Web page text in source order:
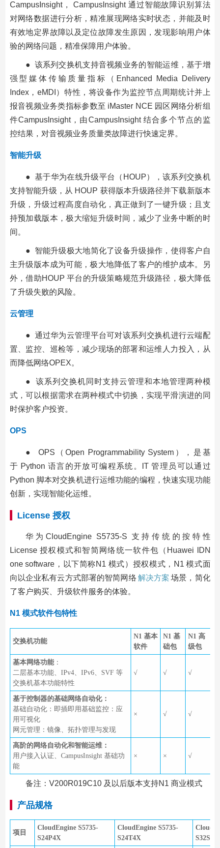
CampusInsight， CampusInsight 通过智能故障识别算法
对网络数据进行分析，精准展现网络实时状态，并能及时
有效地定界故障以及定位故障发生原因，发现影响用户体
验的网络问题，精准保障用户体验。
● 该系列交换机支持音视频业务的智能运维，基于增
强型媒体传输质量指标（Enhanced Media Delivery
Index，eMDI）特性，将设备作为监控节点周期统计并上
报音视频业务类指标参数至 iMaster NCE 园区网络分析组
件CampusInsight，由CampusInsight 结合多个节点的监
控结果，对音视频业务质量类故障进行快速定界。
智能升级
● 基于华为在线升级平台（HOUP），该系列交换机
支持智能升级，从 HOUP 获得版本升级路径并下载新版本
升级，升级过程高度自动化，真正做到了一键升级；且支
持预加载版本，极大缩短升级时间，减少了业务中断的时
间。
● 智能升级极大地简化了设备升级操作，使得客户自
主升级版本成为可能，极大地降低了客户的维护成本。另
外，借助HOUP 平台的升级策略规范升级路径，极大降低
了升级失败的风险。
云管理
● 通过华为云管理平台可对该系列交换机进行云端配
置、监控、巡检等，减少现场的部署和运维人力投入，从
而降低网络OPEX。
● 该系列交换机同时支持云管理和本地管理两种模
式，可以根据需求在两种模式中切换，实现平滑演进的同
时保护客户投资。
OPS
● OPS（Open Programmability System），是基
于 Python 语言的开放可编程系统。IT 管理员可以通过
Python 脚本对交换机进行运维功能的编程，快速实现功能
创新，实现智能化运维。
License 授权
华为CloudEngine S5735-S 支持传统的按特性
License 授权模式和智简网络统一软件包（Huawei IDN
one software，以下简称N1 模式）授权模式，N1 模式面
向以企业私有云方式部署的智简网络 解决方案 场景，简化
了客户购买、升级软件服务的体验。
N1 模式软件包特性
交换机功能
N1 基本
软件
N1 基
础包
N1 高
级包
基本网络功能：
二层基本功能、IPv4、IPv6、SVF 等
交换机基本功能特性
√ √ √
基于控制器的基础网络自动化：
基础自动化：即插即用基础监控：应
用可视化
网元管理：镜像、拓扑管理与发现
× √ √
高阶的网络自动化和智能运维：
用户接入认证、CampusInsight 基础功
能
× × √
备注：V200R019C10 及以后版本支持N1 商业模式
产品规格
项目
CloudEngine S5735-
S24P4X
CloudEngine S5735-
S24T4X